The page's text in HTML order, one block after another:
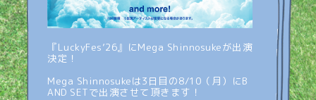
『LuckyFes’26』にMega Shinnosukeが出演
決定！
Mega Shinnosukeは3日目の8/10（月）にB
AND SETで出演させて頂きます！